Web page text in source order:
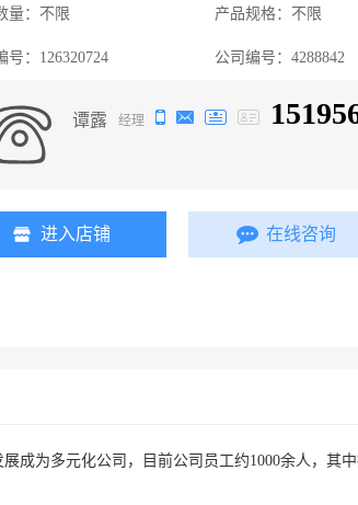
量： 不限 产品规格： 不限
号： 126320724 公司编号： 4288842
谭露 经理
进入店铺 在线咨询
成为多元化公司，目前公司员工约1000余人，